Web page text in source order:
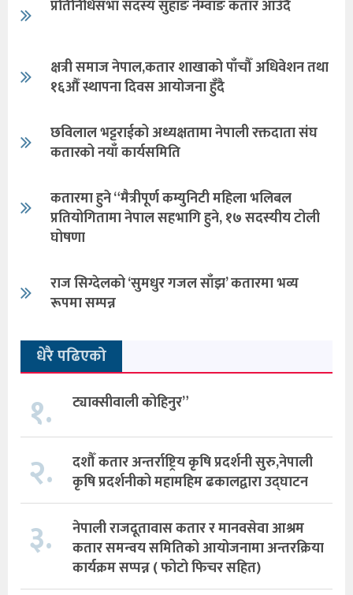
प्रतिनिधिसभा सदस्य सुहाङ नेम्वाङ कतार आउँदै
क्षत्री समाज नेपाल,कतार शाखाको पाँचौँ अधिवेशन तथा
१६औँ स्थापना दिवस आयोजना हुँदै
छविलाल भट्टराईको अध्यक्षतामा नेपाली रक्तदाता संघ
कतारको नयाँ कार्यसमिति
कतारमा हुने “मैत्रीपूर्ण कम्युनिटी महिला भलिबल
प्रतियोगितामा नेपाल सहभागि हुने, १७ सदस्यीय टोली
घोषणा
राज सिग्देलको ‘सुमधुर गजल साँझ’ कतारमा भव्य
रूपमा सम्पन्न
धेरै पढिएको
१. ट्याक्सीवाली कोहिनुर”
२.
दशौँ कतार अन्तर्राष्ट्रिय कृषि प्रदर्शनी सुरु,नेपाली
कृषि प्रदर्शनीको महामहिम ढकालद्वारा उद्घाटन
३.
नेपाली राजदूतावास कतार र मानवसेवा आश्रम
कतार समन्वय समितिको आयोजनामा अन्तरक्रिया
कार्यक्रम सप्पन्न ( फोटो फिचर सहित)